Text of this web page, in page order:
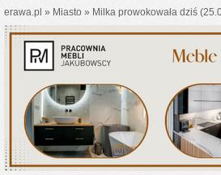
erawa.pl » Miasto » Milka prowokowała dziś